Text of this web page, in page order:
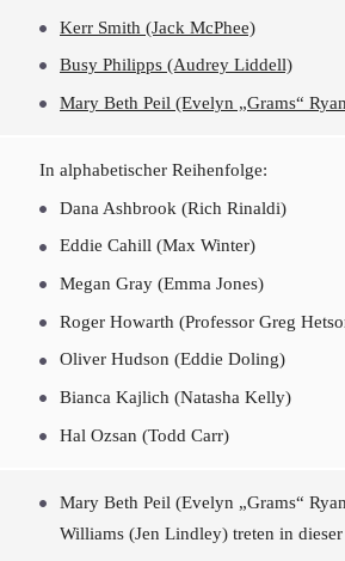
Kerr Smith (Jack McPhee)
Busy Philipps (Audrey Liddell)
Mary Beth Peil (Evelyn „Grams“
In alphabetischer Reihenfolge:
Dana Ashbrook (Rich Rinaldi)
Eddie Cahill (Max Winter)
Megan Gray (Emma Jones)
Roger Howarth (Professor Greg
Oliver Hudson (Eddie Doling)
Bianca Kajlich (Natasha Kelly)
Hal Ozsan (Todd Carr)
Mary Beth Peil (Evelyn „Grams“
Williams (Jen Lindley) treten in